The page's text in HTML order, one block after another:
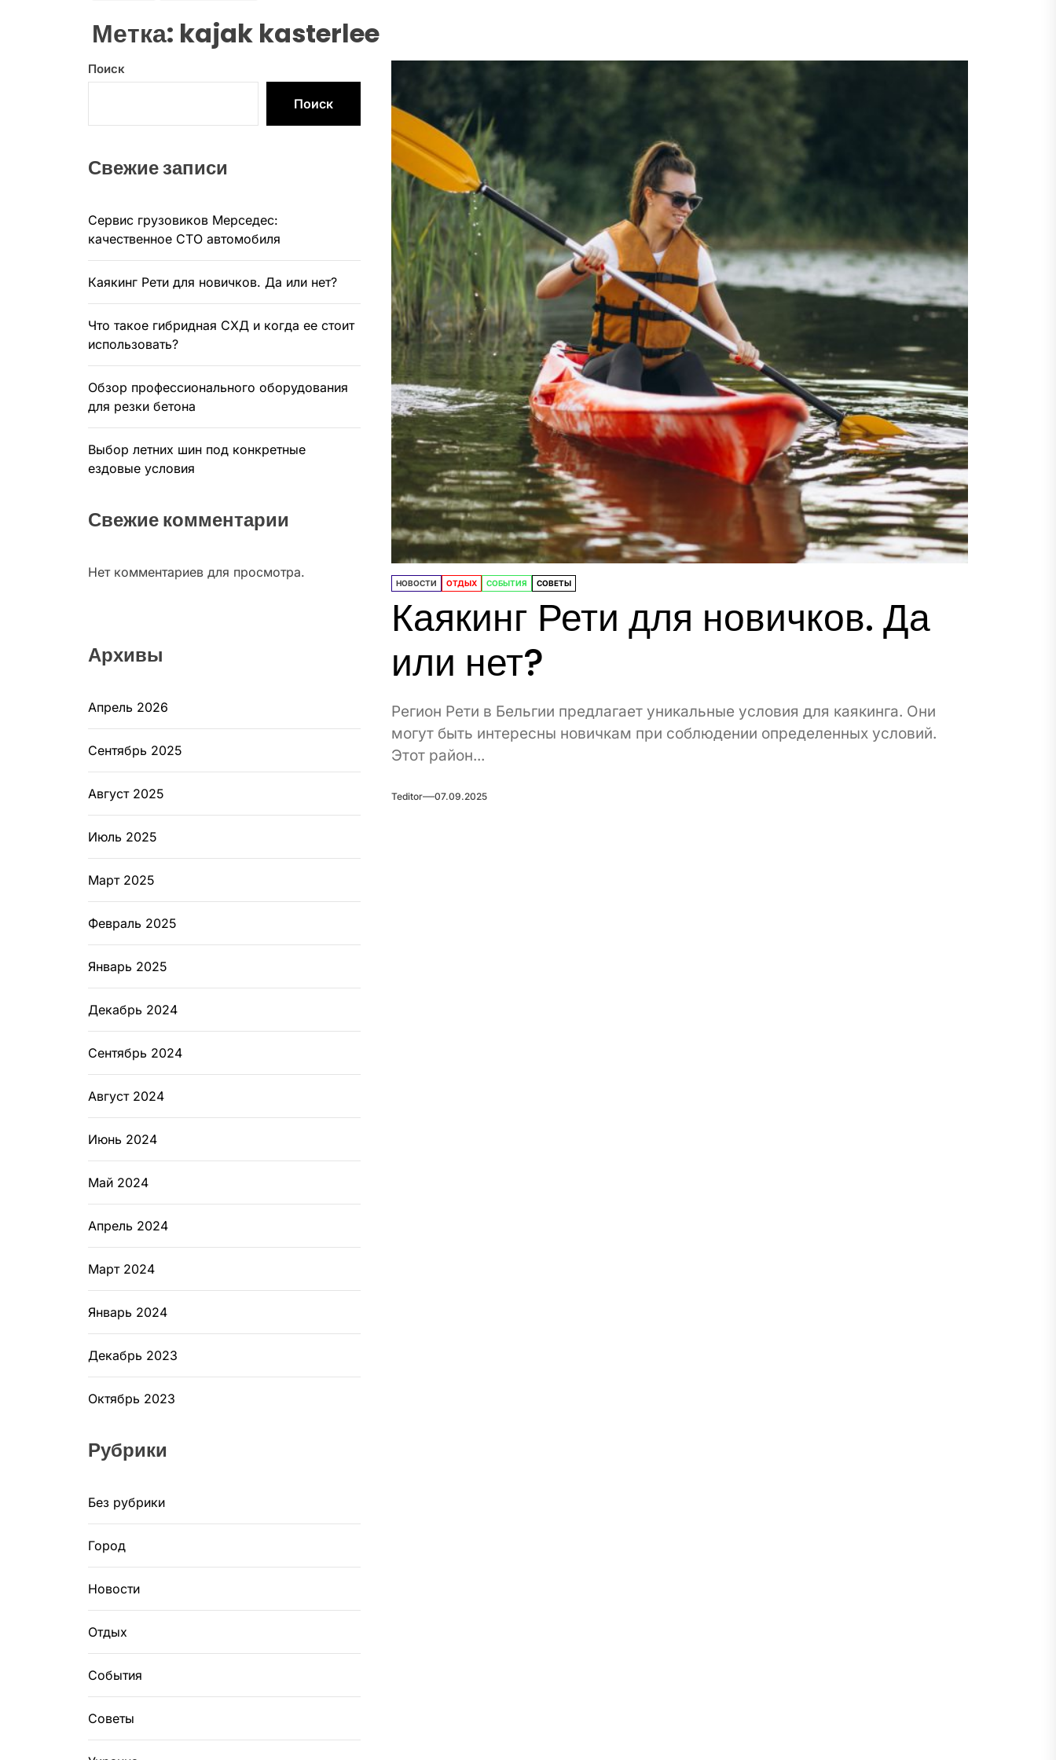
Метка: kajak kasterlee
НОВОСТИ ОТДЫХ СОБЫТИЯ СОВЕТЫ
Каякинг Рети для новичков. Да
или нет?
Регион Рети в Бельгии предлагает уникальные условия для каякинга. Они
могут быть интересны новичкам при соблюдении определенных условий.
Этот район...
Teditor 07.09.2025
Поиск
Поиск
Свежие записи
Сервис грузовиков Мерседес:
качественное СТО автомобиля
Каякинг Рети для новичков. Да или нет?
Что такое гибридная СХД и когда ее стоит
использовать?
Обзор профессионального оборудования
для резки бетона
Выбор летних шин под конкретные
ездовые условия
Свежие комментарии
Нет комментариев для просмотра.
Архивы
Апрель 2026
Сентябрь 2025
Август 2025
Июль 2025
Март 2025
Февраль 2025
Январь 2025
Декабрь 2024
Сентябрь 2024
Август 2024
Июнь 2024
Май 2024
Апрель 2024
Март 2024
Январь 2024
Декабрь 2023
Октябрь 2023
Рубрики
Без рубрики
Город
Новости
Отдых
События
Советы